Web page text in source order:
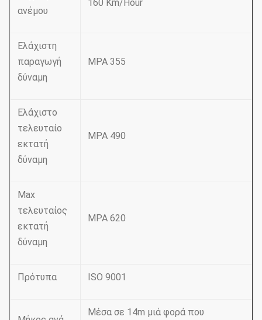
ανέμου
160 Km/Hour
Ελάχιστη
παραγωγή
δύναμη
MPA 355
Ελάχιστο
τελευταίο
εκτατή
δύναμη
MPA 490
Max
τελευταίος
εκτατή
δύναμη
MPA 620
Πρότυπα ISO 9001
Μέσα σε 14m μιά φορά που